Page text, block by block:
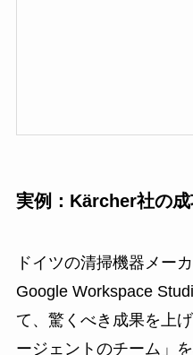
実例：Kärcher社の成
ドイツの清掃機器メー
Google Workspace
て、驚くべき成果を上
ージェントのチーム」